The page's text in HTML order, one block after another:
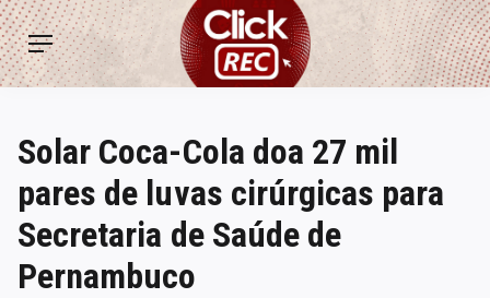
Skip
to
content
ClickREC
Menu
Solar Coca-Cola doa 27 mil
pares de luvas cirúrgicas para
Secretaria de Saúde de
Pernambuco